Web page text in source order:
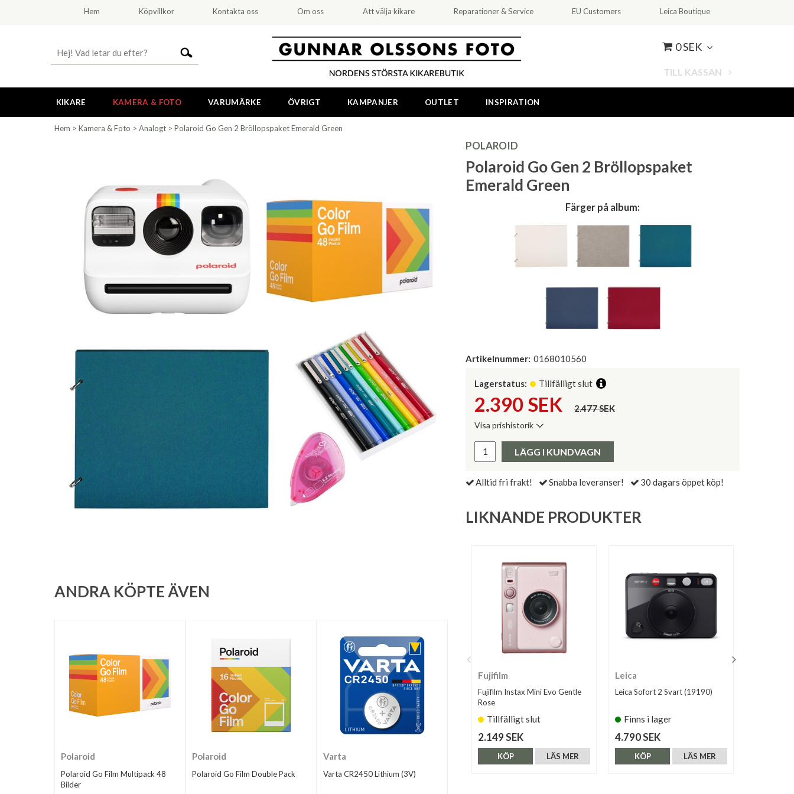
Hem Köpvillkor Kontakta oss Om oss Att välja kikare Reparationer & Service EU Customers Leica Boutique
0 SEK
TILL KASSAN
KIKARE KAMERA & FOTO VARUMÄRKE ÖVRIGT KAMPANJER OUTLET INSPIRATION
Hem > Kamera & Foto > Analogt > Polaroid Go Gen 2 Bröllopspaket Emerald Green
POLAROID
Polaroid Go Gen 2 Bröllopspaket
Emerald Green
Färger på album:
Artikelnummer: 0168010560
Lagerstatus: Tillfälligt slut
2.390 SEK 2.477 SEK
Visa prishistorik
Pris:
LÄGG I KUNDVAGN
Alltid fri frakt! Snabba leveranser! 30 dagars öppet köp!
LIKNANDE PRODUKTER
Fujifilm
Fujifilm Instax Mini Evo Gentle
Rose
Tillfälligt slut
2.149 SEK
LÄS MER
KÖP
Leica
Leica Sofort 2 Svart (19190)
Finns i lager
4.790 SEK
LÄS MER
KÖP
ANDRA KÖPTE ÄVEN
Polaroid
Polaroid Go Film Multipack 48
Bilder
Polaroid
Polaroid Go Film Double Pack
Varta
Varta CR2450 Lithium (3V)